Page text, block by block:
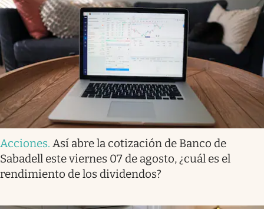
Acciones. Así abre la cotización de Banco de
Sabadell este viernes 07 de agosto, ¿cuál es el
rendimiento de los dividendos?